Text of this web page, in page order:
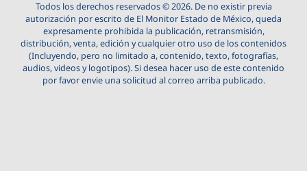
Todos los derechos reservados © 2026. De no existir previa
autorización por escrito de El Monitor Estado de México, queda
expresamente prohibida la publicación, retransmisión,
distribución, venta, edición y cualquier otro uso de los contenidos
(Incluyendo, pero no limitado a, contenido, texto, fotografías,
audios, videos y logotipos). Si desea hacer uso de este contenido
por favor envie una solicitud al correo arriba publicado.